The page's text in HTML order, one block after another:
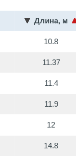
Длина, м
10.8
11.37
11.4
11.9
12
14.8